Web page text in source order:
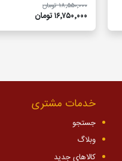
۱۸٬۵۵۰٬۰۰۰ تومان
۱۶٬۷۵۰٬۰۰۰ تومان
خدمات مشتری
جستجو
وبلاگ
کالاهای جدید